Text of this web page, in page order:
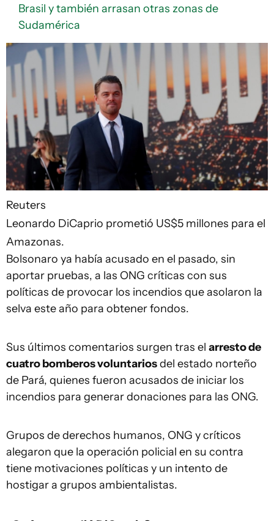
Brasil y también arrasan otras zonas de
Sudamérica
Reuters
Leonardo DiCaprio prometió US$5 millones para el
Amazonas.
Bolsonaro ya había acusado en el pasado, sin
aportar pruebas, a las ONG críticas con sus
políticas de provocar los incendios que asolaron la
selva este año para obtener fondos.
Sus últimos comentarios surgen tras el arresto de
cuatro bomberos voluntariosdel estado norteño
de Pará, quienes fueron acusados de iniciar los
incendios para generar donaciones para las ONG.
Grupos de derechos humanos, ONG y críticos
alegaron que la operación policial en su contra
tiene motivaciones políticas y un intento de
hostigar a grupos ambientalistas.